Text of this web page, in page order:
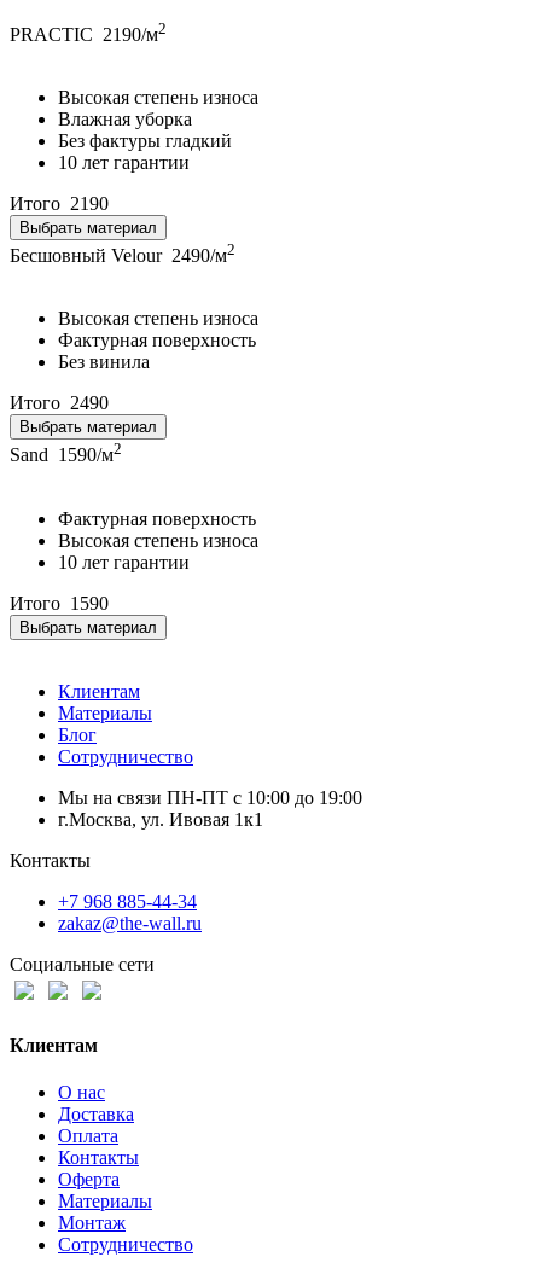
PRACTIC 2190/м2
Высокая степень износа
Влажная уборка
Без фактуры гладкий
10 лет гарантии
Итого 2190
Выбрать материал
Бесшовный Velour 2490/м2
Высокая степень износа
Фактурная поверхность
Без винила
Итого 2490
Выбрать материал
Sand 1590/м2
Фактурная поверхность
Высокая степень износа
10 лет гарантии
Итого 1590
Выбрать материал
Клиентам
Материалы
Блог
Сотрудничество
Мы на связи ПН-ПТ с 10:00 до 19:00
г.Москва, ул. Ивовая 1к1
Контакты
+7 968 885-44-34
zakaz@the-wall.ru
Социальные сети
Клиентам
О нас
Доставка
Оплата
Контакты
Оферта
Материалы
Монтаж
Сотрудничество